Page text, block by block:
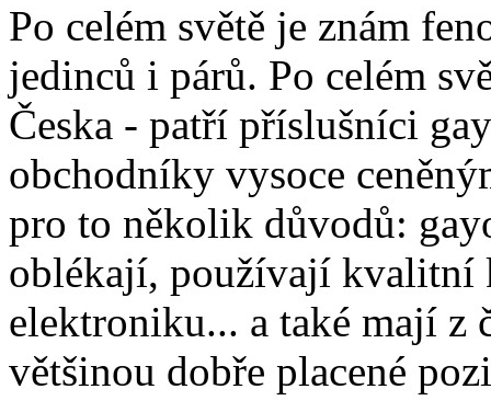
Po celém světě je znám
jedinců i párů. Po celém
Česka - patří příslušníci
obchodníky vysoce
pro to několik důvodů:
oblékají, používají kvalitní
elektroniku... a také mají z
většinou dobře placené